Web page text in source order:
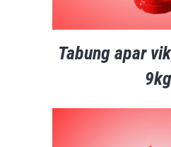
Tabung apar
9kg